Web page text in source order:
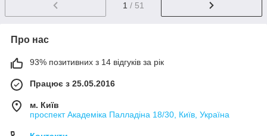
1 / 51
Про нас
93% позитивних з 14 відгуків за рік
Працює з 25.05.2016
м. Київ
проспект Академіка Палладіна 18/30, Київ, Україна